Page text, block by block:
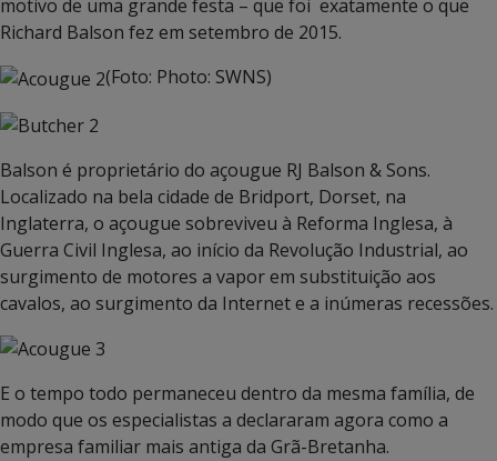
motivo de uma grande festa – que foi exatamente o que
Richard Balson fez em setembro de 2015.
(Foto: Photo: SWNS)
Balson é proprietário do açougue RJ Balson & Sons.
Localizado na bela cidade de Bridport, Dorset, na
Inglaterra, o açougue sobreviveu à Reforma Inglesa, à
Guerra Civil Inglesa, ao início da Revolução Industrial, ao
surgimento de motores a vapor em substituição aos
cavalos, ao surgimento da Internet e a inúmeras recessões.
E o tempo todo permaneceu dentro da mesma família, de
modo que os especialistas a declararam agora como a
empresa familiar mais antiga da Grã-Bretanha.